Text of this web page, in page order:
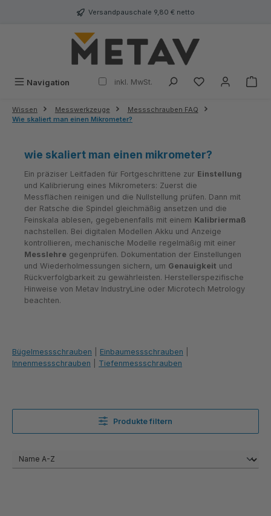
Versandpauschale 9,80 € netto
Navigation inkl. MwSt.
Wissen Messwerkzeuge
Messschrauben FAQ
Wie skaliert man einen Mikrometer?
wie skaliert man einen mikrometer?
Ein präziser Leitfaden für Fortgeschrittene zur Einstellung
und Kalibrierung eines Mikrometers: Zuerst die
Messflächen reinigen und die Nullstellung prüfen. Dann mit
der Ratsche die Spindel gleichmäßig ansetzen und die
Feinskala ablesen, gegebenenfalls mit einem Kalibriermaß
nachstellen. Bei digitalen Modellen Akku und Anzeige
kontrollieren, mechanische Modelle regelmäßig mit einer
Messlehre gegenprüfen. Dokumentation der Einstellungen
und Wiederholmessungen sichern, um Genauigkeit und
Rückverfolgbarkeit zu gewährleisten. Herstellerspezifische
Hinweise von Metav IndustryLine oder Microtech Metrology
beachten.
Bügelmessschrauben Einbaumessschrauben
Innenmessschrauben
Tiefenmessschrauben
Produkte filtern